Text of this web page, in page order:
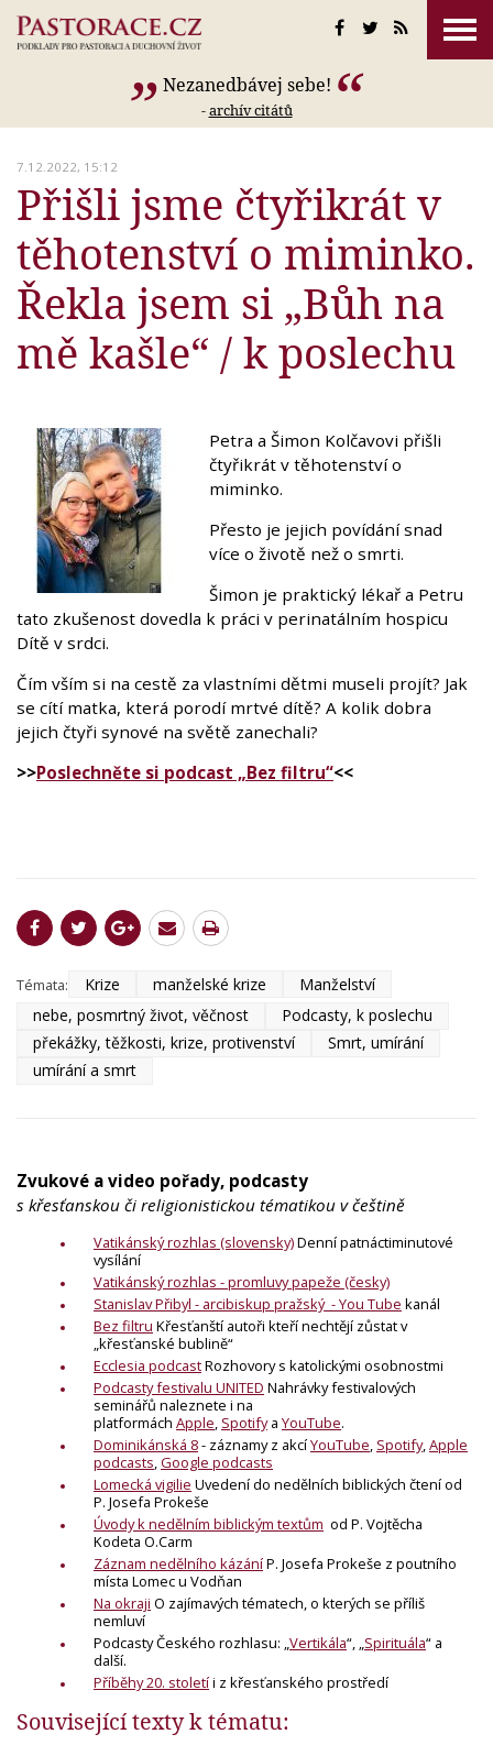
Nezanedbávej sebe!
-archív citátů
7.12.2022, 15:12
Přišli jsme čtyřikrát v
těhotenství o miminko.
Řekla jsem si „Bůh na
mě kašle“ / k poslechu
Petra a Šimon Kolčavovi přišli
čtyřikrát v těhotenství o
miminko.
Přesto je jejich povídání snad
více o životě než o smrti.
Šimon je praktický lékař a Petru
tato zkušenost dovedla k práci v perinatálním hospicu
Dítě v srdci.
Čím vším si na cestě za vlastními dětmi museli projít? Jak
se cítí matka, která porodí mrtvé dítě? A kolik dobra
jejich čtyři synové na světě zanechali?
>>Poslechněte si podcast „Bez filtru“<<
Témata: Krize manželské krize
Manželství
nebe, posmrtný život, věčnost
Podcasty, k poslechu
překážky, těžkosti, krize, protivenství
Smrt, umírání
umírání a smrt
Zvukové a video pořady, podcasty
s křesťanskou či religionistickou tématikou v češtině
Vatikánský rozhlas (slovensky)Denní patnáctiminutové
vysílání
Vatikánský rozhlas - promluvy papeže (česky)
Stanislav Přibyl - arcibiskup pražský - You Tube kanál
Bez filtru Křesťanští autoři kteří nechtějí zůstat v
„křesťanské bublině“
Ecclesia podcastRozhovory s katolickými osobnostmi
Podcasty festivalu UNITED Nahrávky festivalových
seminářů naleznete i na
platformách Apple, Spotifya YouTube.
Dominikánská 8- záznamy z akcíYouTube, Spotify,Apple
podcasts,Google podcasts
Lomecká vigilie Uvedení do nedělních biblických čtení od
P. Josefa Prokeše
Úvody k nedělním biblickým textům od P. Vojtěcha
Kodeta O.Carm
Záznam nedělního kázáníP. Josefa Prokeše z poutního
místa Lomec u Vodňan
Na okraji O zajímavých tématech, o kterých se příliš
nemluví
Podcasty Českého rozhlasu: „Vertikála“, „Spirituála“ a
další.
Příběhy 20. stoletíi z křesťanského prostředí
Související texty k tématu: